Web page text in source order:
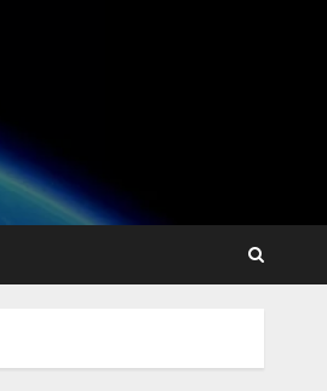
AI駆動開発の推進に向けて
「TinhVan Technologies
JSC.」と業務提携
新オプション！ AIが組織の